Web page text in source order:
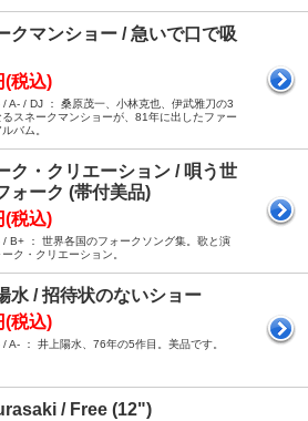
クマンショー / 急いで口で吸
(税込)
/ A- / DJ ： 桑原茂一、小林克也、伊武雅刀の3
るスネークマンショーが、81年に出したファー
バム。
ク・クリエーション / 唄う世
ォーク (帯付美品)
(税込)
/ B+ ： 世界各国のフォークソング集。歌と演
ク・クリエーション。
水 / 招待状のないショー
(税込)
A- ： 井上陽水、76年の5作目。美品です。
/ Free (12")